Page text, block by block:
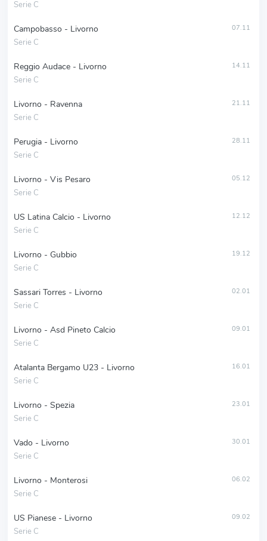
Serie C
Campobasso - Livorno
Serie C
07.11
Reggio Audace - Livorno
Serie C
14.11
Livorno - Ravenna
Serie C
21.11
Perugia - Livorno
Serie C
28.11
Livorno - Vis Pesaro
Serie C
05.12
US Latina Calcio - Livorno
Serie C
12.12
Livorno - Gubbio
Serie C
19.12
Sassari Torres - Livorno
Serie C
02.01
Livorno - Asd Pineto Calcio
Serie C
09.01
Atalanta Bergamo U23 - Livorno
Serie C
16.01
Livorno - Spezia
Serie C
23.01
Vado - Livorno
Serie C
30.01
Livorno - Monterosi
Serie C
06.02
US Pianese - Livorno
Serie C
09.02